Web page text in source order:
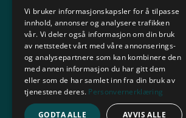
Vi bruker informasjonskapsler for å tilpasse
innhold, annonser og analysere trafikken
vår. Vi deler også informasjon om din bruk
av nettstedet vårt med våre annonserings-
og analysepartnere som kan kombinere den
med annen informasjon du har gitt dem
eller som de har samlet inn fra din bruk av
tjenestene deres. Personvernerklæring
GODTA ALLE AVVIS ALLE